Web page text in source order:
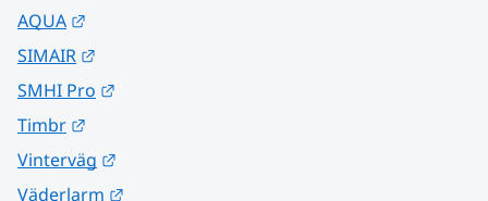
AQUA
SIMAIR
SMHI Pro
Timbr
Vinterväg
Väderlarm